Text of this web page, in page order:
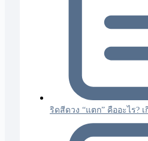
ริดสีดวง “แตก” คืออะไร? เ